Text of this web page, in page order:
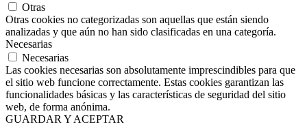
Otras
Otras cookies no categorizadas son aquellas que están siendo
analizadas y que aún no han sido clasificadas en una categoría.
Necesarias
Necesarias
Las cookies necesarias son absolutamente imprescindibles para que
el sitio web funcione correctamente. Estas cookies garantizan las
funcionalidades básicas y las características de seguridad del sitio
web, de forma anónima.
GUARDAR Y ACEPTAR